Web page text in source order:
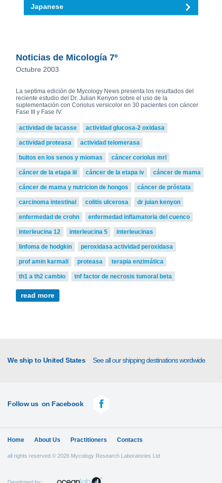
Japanese
Noticias de Micología 7º
Octubre 2003
La septima edición de Mycology News presenta los resultados del
reciente estudio del Dr. Julian Kenyon sobre el uso de la
suplementación con Coriolus versicolor en 30 pacientes con cáncer
Fase III y Fase IV.
actividad de lacasse actividad glucosa-2 oxidasa
actividad proteasa actividad telomerasa
bultos en los senos y miomas cáncer coriolus mrl
cáncer de la etapa iii cáncer de la etapa iv cáncer de mama
cáncer de mama y nutricion de hongos cáncer de próstata
carcinoma intestinal colitis ulcerosa dr juian kenyon
enfermedad de crohn enfermedad inflamatoria del cuenco
interleucina 12 interleucina 5 interleucinas
linfoma de hodgkin peroxidasa actividad peroxidasa
prof amin karmali proteasa terapia enzimática
th1 a th2 cambio tnf factor de necrosis tumoral beta
read more
We ship to United States See all our shipping destinations wordwide
Follow us on Facebook
Home About Us Practitioners Contacts
all rights reserved © 2026 Mycology Research Laboratories Ltd